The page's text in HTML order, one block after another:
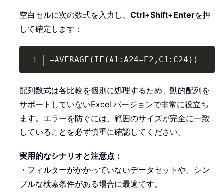
空白セルに次の数式を入力し、 Ctrl+Shift+Enterを押
して確定します：
=AVERAGE(IF(A1:A24=E2,C1:C24))
Copy
配列数式は各比較を個別に処理するため、動的配列を
サポートしていないExcel バージョンで非常に役立ち
ます。エラーを防ぐには、範囲のサイズが完全に一致
していることを必ず慎重に確認してください。
実用的なシナリオと注意点：
・フィルターがかかっていないデータセットや、シン
プルな検索条件がある場合に最適です。